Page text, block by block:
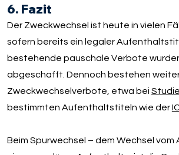
6. Fazit
Der Zweckwechsel ist heute in vielen
sofern bereits ein legaler
bestehende pauschale Verbote
abgeschafft. Dennoch bestehen
Zweckwechselverbote, etwa bei
bestimmten Aufenthaltstiteln wie der
Beim Spurwechsel – dem Wechsel vom